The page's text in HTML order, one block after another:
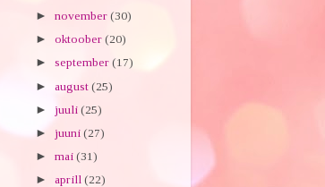
► november (30)
► oktoober (20)
► september (17)
► august (25)
► juuli (25)
► juuni (27)
► mai (31)
► aprill (22)